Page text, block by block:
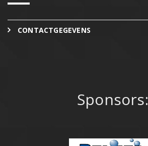
CONTACTGEGEVENS
Sponsors: